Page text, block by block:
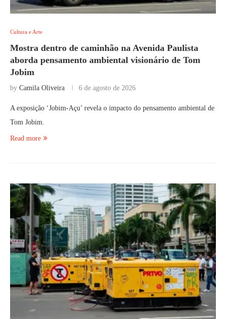
Cultura e Arte
Mostra dentro de caminhão na Avenida Paulista
aborda pensamento ambiental visionário de Tom
Jobim
by Camila Oliveira 6 de agosto de 2026
A exposição ‘Jobim-Açu’ revela o impacto do pensamento ambiental de
Tom Jobim.
Read more